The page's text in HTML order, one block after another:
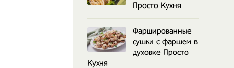
Просто Кухня
Фаршированные
сушки с фаршем в
духовке Просто
Кухня